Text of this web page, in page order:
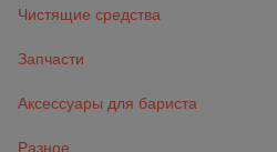
Чистящие средства
Запчасти
Аксессуары для бариста
Разное